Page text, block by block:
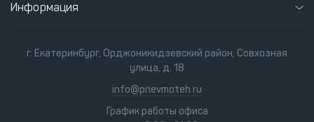
Информация
г. Екатеринбург, Орджоникидзевский район, Совхозная
улица, д. 18
info@pnevmoteh.ru
График работы офиса